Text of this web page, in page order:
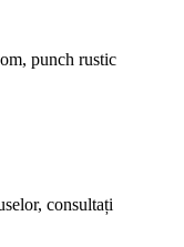
punch rustic
consultați